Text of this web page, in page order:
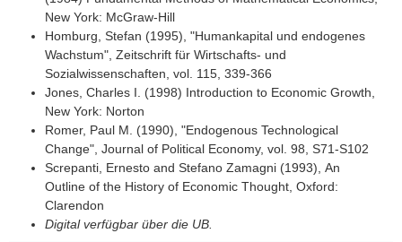
New York: McGraw-Hill
Homburg, Stefan (1995), "Humankapital und endogenes
Wachstum", Zeitschrift für Wirtschafts- und
Sozialwissenschaften , vol. 115, 339-366
Jones, Charles I. (1998) Introduction to Economic Growth
New York: Norton
Romer, Paul M. (1990), "Endogenous Technological
Change", Journal of Political Economy, vol. 98, S71-S102
Screpanti , Ernesto and Stefano Zamagni (1993), An
Outline of the History of Economic Thought , Oxford:
Clarendon
Digital verfügbar über die UB.